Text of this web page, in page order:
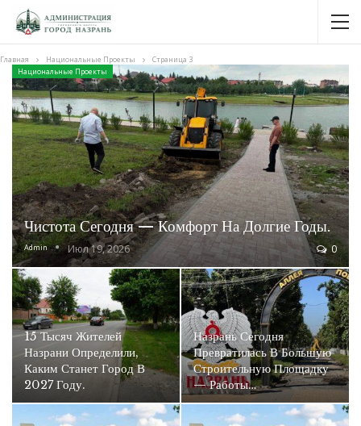
Главная Национальные Проекты
Страница 3
Национальные Проекты
Чистота Сегодня — Комфорт На Долгие Годы.
Admin Июл 19, 2026 0
15 Тысяч Жителей
Назрани Определили,
Каким Станет Город В
2027 Году.
Назрань Сегодня
Превратилась В Большую
Строительную Площадку
— Работы…